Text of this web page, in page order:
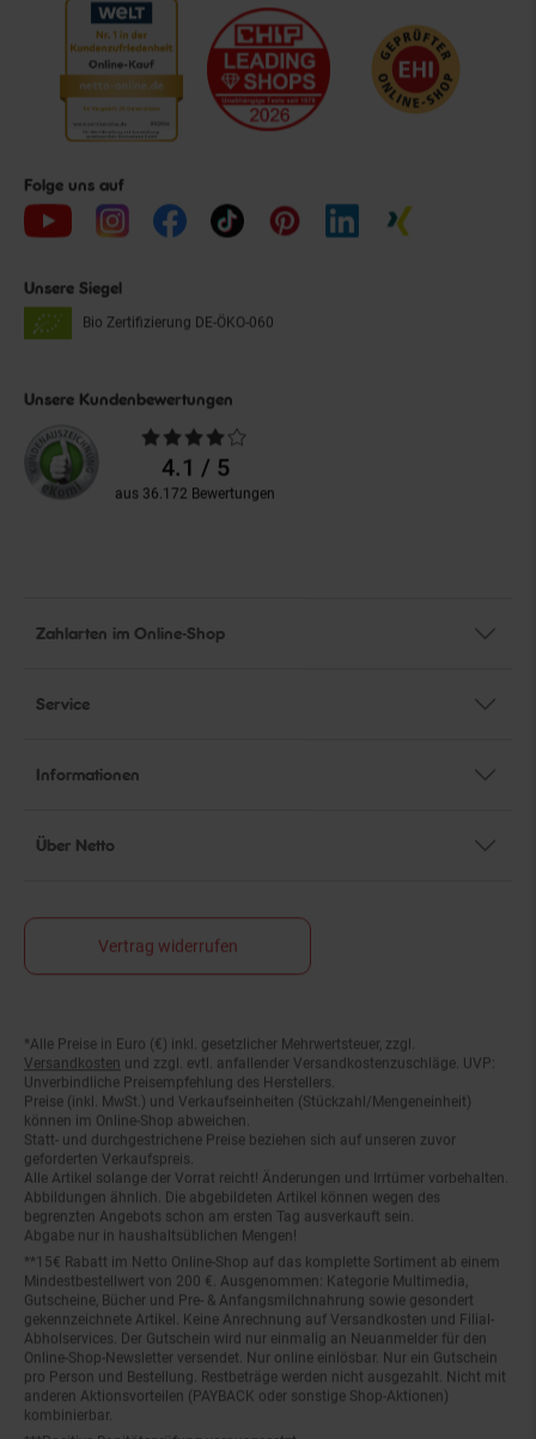
Folge uns auf
Unsere Siegel
Bio Zertifizierung DE-ÖKO-060
Unsere Kundenbewertungen
Durchschnittliche
Bewertungen4.1 / 5
aus 36.172 Bewertungen
Zahlarten im Online-Shop
Service
Informationen
Über Netto
Vertrag widerrufen
Fußnoten
*Alle Preise in Euro (€) inkl. gesetzlicher Mehrwertsteuer, zzgl.
Versandkosten
und zzgl. evtl. anfallender Versandkostenzuschläge. UVP:
Unverbindliche Preisempfehlung des Herstellers.
Preise (inkl. MwSt.) und Verkaufseinheiten (Stückzahl/Mengeneinheit)
können im Online-Shop abweichen.
Statt- und durchgestrichene Preise beziehen sich auf unseren zuvor
geforderten Verkaufspreis.
Alle Artikel solange der Vorrat reicht! Änderungen und Irrtümer vorbehalten.
Abbildungen ähnlich. Die abgebildeten Artikel können wegen des
begrenzten Angebots schon am ersten Tag ausverkauft sein.
Abgabe nur in haushaltsüblichen Mengen!
**15€ Rabatt im Netto Online-Shop auf das komplette Sortiment ab einem
Mindestbestellwert von 200 €. Ausgenommen: Kategorie Multimedia,
Gutscheine, Bücher und Pre- & Anfangsmilchnahrung sowie gesondert
gekennzeichnete Artikel. Keine Anrechnung auf Versandkosten und Filial-
Abholservices. Der Gutschein wird nur einmalig an Neuanmelder für den
Online-Shop-Newsletter versendet. Nur online einlösbar. Nur ein Gutschein
pro Person und Bestellung. Restbeträge werden nicht ausgezahlt. Nicht mit
anderen Aktionsvorteilen (PAYBACK oder sonstige Shop-Aktionen)
kombinierbar.
***Positive Bonitätsprüfung vorausgesetzt